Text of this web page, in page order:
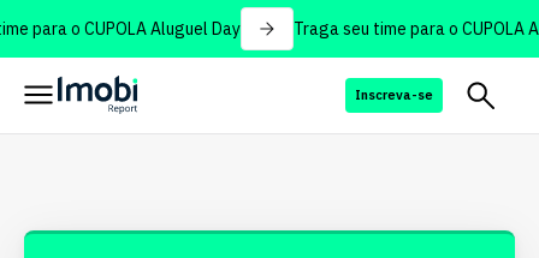
para o CUPOLA Aluguel Day Traga seu time para o CUPOLA
Inscreva-se